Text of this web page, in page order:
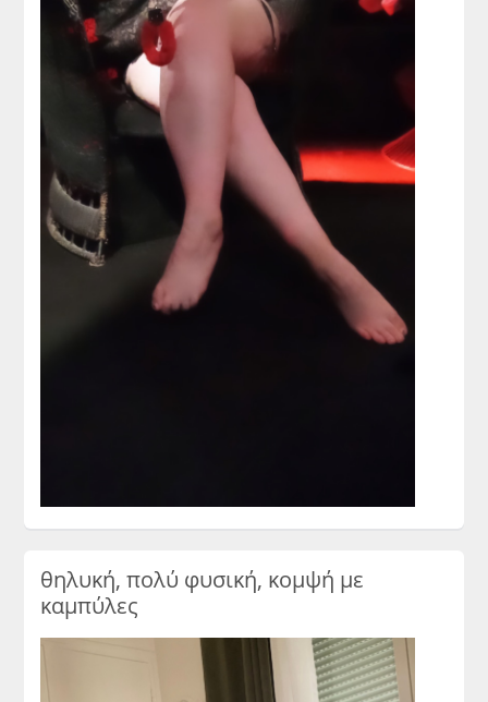
θηλυκή, πολύ φυσική, κομψή με
καμπύλες